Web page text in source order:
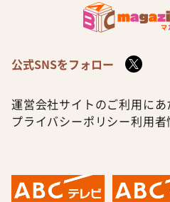
公式SNSをフォロー
運営会社サイトのご利用にあ
プライバシーポリシー利用者